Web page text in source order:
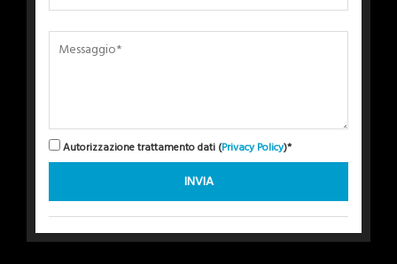
Autorizzazione trattamento dati (Privacy Policy)*